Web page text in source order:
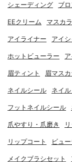
シェーディング ブ
EEクリーム マスカラ
アイライナー アイ
ホットビューラー
眉ティント 眉マスカ
ネイルシール ネイ
フットネイルシール
爪やすり・爪磨き
リップコート ビュ
メイクブラシセット